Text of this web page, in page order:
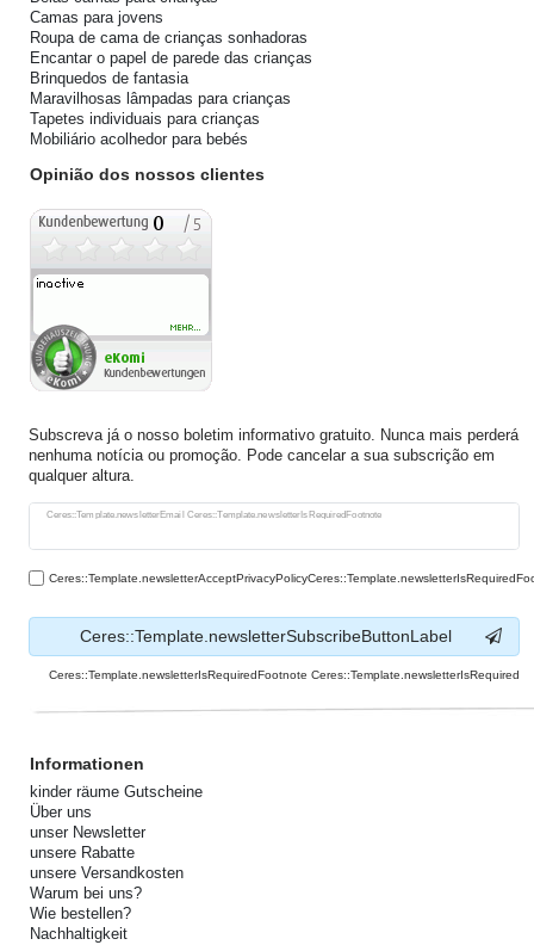
Camas para jovens
Roupa de cama de crianças sonhadoras
Encantar o papel de parede das crianças
Brinquedos de fantasia
Maravilhosas lâmpadas para crianças
Tapetes individuais para crianças
Mobiliário acolhedor para bebés
Opinião dos nossos clientes
Subscreva já o nosso boletim informativo gratuito. Nunca mais perderá
nenhuma notícia ou promoção. Pode cancelar a sua subscrição em
qualquer altura.
Ceres::Template.newsletterEmail Ceres::Template.newsletterIsRequiredFootnote
Ceres::Template.newsletterHoneypotLabel
Ceres::Template.newsletterSubscribeButtonLabel
Ceres::Template.newsletterIsRequiredFootnote Ceres::Template.newsletterIsRequired
Informationen
kinder räume Gutscheine
Über uns
unser Newsletter
unsere Rabatte
unsere Versandkosten
Warum bei uns?
Wie bestellen?
Nachhaltigkeit